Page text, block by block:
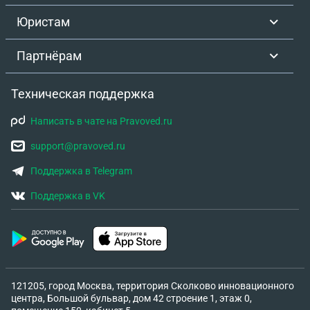
Юристам
Партнёрам
Техническая поддержка
Написать в чате на Pravoved.ru
support@pravoved.ru
Поддержка в Telegram
Поддержка в VK
121205, город Москва, территория Сколково инновационного
центра, Большой бульвар, дом 42 строение 1, этаж 0,